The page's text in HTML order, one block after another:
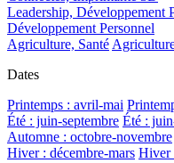
Leadership, Développement
Développement Personnel
Agriculture, Santé
Dates
Printemps : avril-mai
Été : juin-septembre Été :
Automne : octobre-novembre
Hiver : décembre-mars Hiver